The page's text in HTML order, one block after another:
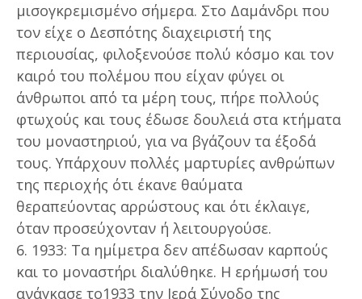
μισογκρεμισμένο σήμερα. Στο Δαμάνδρι που
τον είχε ο Δεσπότης διαχειριστή της
περιουσίας, φιλοξενούσε πολύ κόσμο και τον
καιρό του πολέμου που είχαν φύγει οι
άνθρωποι από τα μέρη τους, πήρε πολλούς
φτωχούς και τους έδωσε δουλειά στα κτήματα
του μοναστηριού, για να βγάζουν τα έξοδά
τους. Υπάρχουν πολλές μαρτυρίες ανθρώπων
της περιοχής ότι έκανε θαύματα
θεραπεύοντας αρρώστους και ότι έκλαιγε,
όταν προσεύχονταν ή λειτουργούσε.
6. 1933: Τα ημίμετρα δεν απέδωσαν καρπούς
και το μοναστήρι διαλύθηκε. Η ερήμωσή του
ανάγκασε το1933 την Ιερά Σύνοδο της